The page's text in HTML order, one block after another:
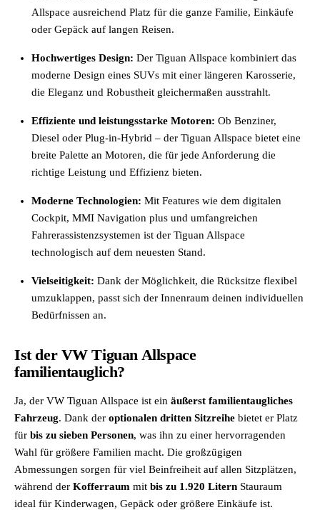
Allspace ausreichend Platz für die ganze Familie, Einkäufe
oder Gepäck auf langen Reisen.
Hochwertiges Design: Der Tiguan Allspace kombiniert das
moderne Design eines SUVs mit einer längeren Karosserie,
die Eleganz und Robustheit gleichermaßen ausstrahlt.
Effiziente und leistungsstarke Motoren: Ob Benziner,
Diesel oder Plug-in-Hybrid – der Tiguan Allspace bietet eine
breite Palette an Motoren, die für jede Anforderung die
richtige Leistung und Effizienz bieten.
Moderne Technologien: Mit Features wie dem digitalen
Cockpit, MMI Navigation plus und umfangreichen
Fahrerassistenzsystemen ist der Tiguan Allspace
technologisch auf dem neuesten Stand.
Vielseitigkeit: Dank der Möglichkeit, die Rücksitze flexibel
umzuklappen, passt sich der Innenraum deinen individuellen
Bedürfnissen an.
Ist der VW Tiguan Allspace
familientauglich?
Ja, der VW Tiguan Allspace ist ein äußerst familientaugliches
Fahrzeug. Dank der optionalen dritten Sitzreihe bietet er Platz
für bis zu sieben Personen, was ihn zu einer hervorragenden
Wahl für größere Familien macht. Die großzügigen
Abmessungen sorgen für viel Beinfreiheit auf allen Sitzplätzen,
während der Kofferraum mit bis zu 1.920 Litern Stauraum
ideal für Kinderwagen, Gepäck oder größere Einkäufe ist.